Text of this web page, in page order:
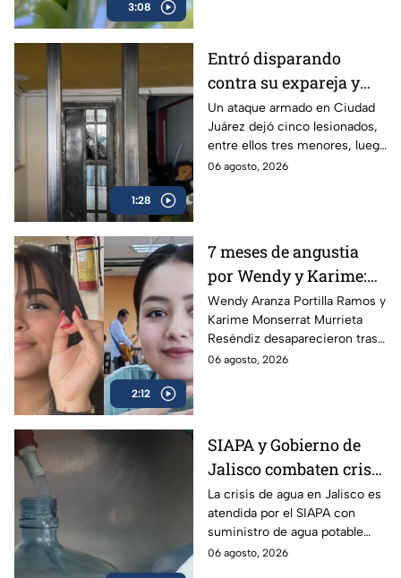
3:08
1:28
Entró disparando
contra su expareja y
sus hijos: Ataque
armado conmociona a
Ciudad Juárez
Un ataque armado en Ciudad
Juárez dejó cinco lesionados,
entre ellos tres menores, luego
de que un exesposo
06 agosto, 2026
2:12
7 meses de angustia
por Wendy y Karime:
desaparecieron tras
acudir a funeral de
reportero en Veracruz
Wendy Aranza Portilla Ramos y
Karime Monserrat Murrieta
Reséndiz desaparecieron tras
asistir al funeral del reportero
06 agosto, 2026
SIAPA y Gobierno de
Jalisco combaten crisis
de agua y llevan
suministro potable
gratuito a colonias
afectadas
La crisis de agua en Jalisco es
atendida por el SIAPA con
suministro de agua potable
gratuito, nuevas obras de
06 agosto, 2026